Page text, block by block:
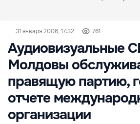
31 января 2006, 17:32 761
Аудиовизуальные
Молдовы
правящую партию,
отчете
организации